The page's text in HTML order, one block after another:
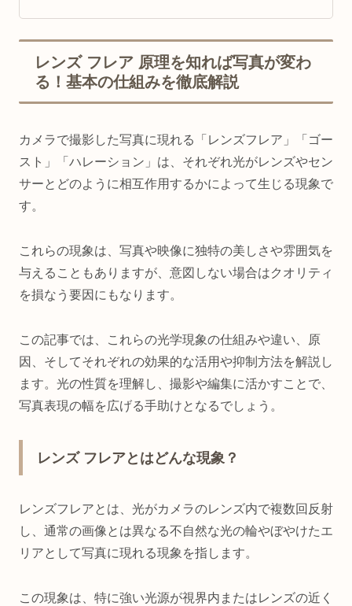
レンズ フレア 原理を知れば写真が変わ
る！基本の仕組みを徹底解説
カメラで撮影した写真に現れる「レンズフレア」「ゴー
スト」「ハレーション」は、それぞれ光がレンズやセン
サーとどのように相互作用するかによって生じる現象で
す。
これらの現象は、写真や映像に独特の美しさや雰囲気を
与えることもありますが、意図しない場合はクオリティ
を損なう要因にもなります。
この記事では、これらの光学現象の仕組みや違い、原
因、そしてそれぞれの効果的な活用や抑制方法を解説し
ます。光の性質を理解し、撮影や編集に活かすことで、
写真表現の幅を広げる手助けとなるでしょう。
レンズ フレアとはどんな現象？
レンズフレアとは、光がカメラのレンズ内で複数回反射
し、通常の画像とは異なる不自然な光の輪やぼやけたエ
リアとして写真に現れる現象を指します。
この現象は、特に強い光源が視界内またはレンズの近く